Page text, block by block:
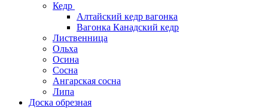
Кедр
Алтайский кедр вагонка
Вагонка Канадский кедр
Лиственница
Ольха
Осина
Сосна
Ангарская сосна
Липа
Доска обрезная